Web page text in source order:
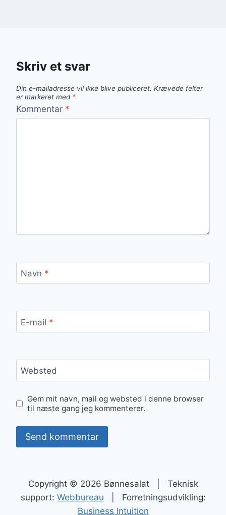
Skriv et svar
Din e-mailadresse vil ikke blive publiceret. Krævede felter
er markeret med *
Kommentar *
Navn *
E-mail *
Websted
Gem mit navn, mail og websted i denne browser
til næste gang jeg kommenterer.
Copyright © 2026 Bønnesalat | Teknisk
support: Webbureau | Forretningsudvikling:
Business Intuition